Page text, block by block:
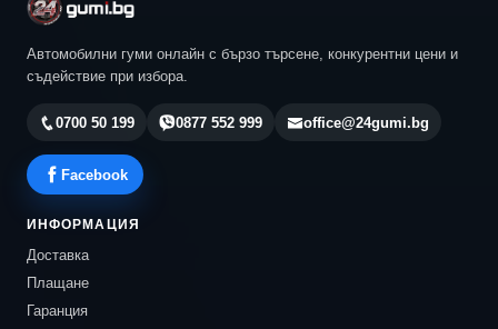
Автомобилни гуми онлайн с бързо търсене, конкурентни цени и
съдействие при избора.
0700 50 199 0877 552 999 office@24gumi.bg
Facebook
ИНФОРМАЦИЯ
Доставка
Плащане
Гаранция